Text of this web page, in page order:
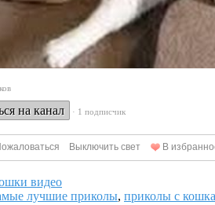
на канал · 1 подписчик
Выключить свет В
видео
лучшие приколы, приколы с